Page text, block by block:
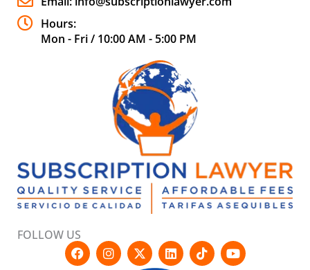
Hours:
Mon - Fri / 10:00 AM - 5:00 PM
FOLLOW US
F
a
I
n
X
-
L
i
T
i
Y
o